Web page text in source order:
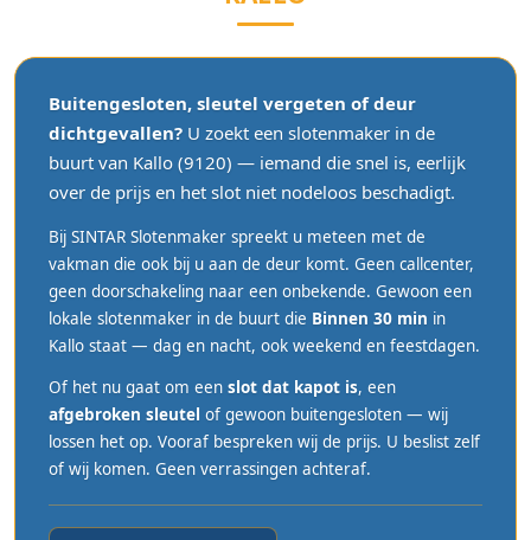
Buitengesloten, sleutel vergeten of deur
dichtgevallen? U zoekt een slotenmaker in de
buurt van Kallo (9120) — iemand die snel is, eerlijk
over de prijs en het slot niet nodeloos beschadigt.
Bij SINTAR Slotenmaker spreekt u meteen met de
vakman die ook bij u aan de deur komt. Geen callcenter,
geen doorschakeling naar een onbekende. Gewoon een
lokale slotenmaker in de buurt die Binnen 30 min in
Kallo staat — dag en nacht, ook weekend en feestdagen.
Of het nu gaat om een slot dat kapot is, een
afgebroken sleutel of gewoon buitengesloten — wij
lossen het op. Vooraf bespreken wij de prijs. U beslist zelf
of wij komen. Geen verrassingen achteraf.